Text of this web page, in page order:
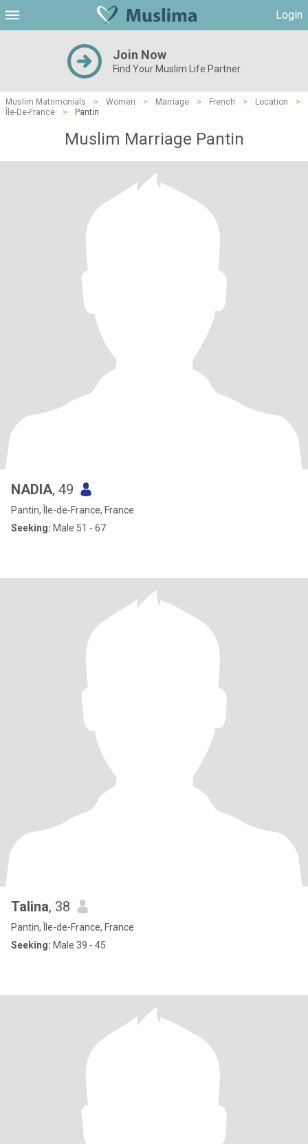
Login
Join Now
Find Your Muslim Life Partner
Muslim Matrimonials > Women > Marriage > French > Location
>
Île-De-France
> Pantin
Muslim Marriage Pantin
NADIA, 49
Pantin, Île-de-France, France
Seeking: Male 51 - 67
Talina, 38
Pantin, Île-de-France, France
Seeking: Male 39 - 45